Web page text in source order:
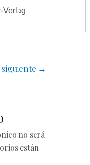
Verlag
→
no será
están